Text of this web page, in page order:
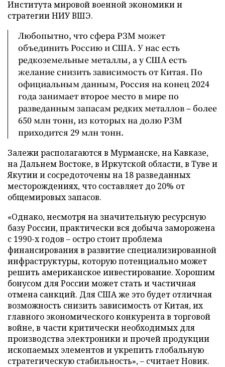
Института мировой военной экономики и
стратегии НИУ ВШЭ.
Любопытно, что сфера РЗМ может
объединить Россию и США. У нас есть
редкоземельные металлы, а у США есть
желание снизить зависимость от Китая. По
официальным данным, Россия на конец 2024
года занимает второе место в мире по
разведанным запасам редких металлов – более
650 млн тонн, из которых на долю РЗМ
приходится 29 млн тонн.
Залежи располагаются в Мурманске, на Кавказе,
на Дальнем Востоке, в Иркутской области, в Туве и
Якутии и сосредоточены на 18 разведанных
месторождениях, что составляет до 20% от
общемировых запасов.
«Однако, несмотря на значительную ресурсную
базу России, практически вся добыча заморожена
с 1990-х годов – остро стоит проблема
финансирования в развитие специализированной
инфраструктуры, которую потенциально может
решить американское инвестирование. Хорошим
бонусом для России может стать и частичная
отмена санкций. Для США же это будет отличная
возможность снизить зависимость от Китая, их
главного экономического конкурента в торговой
войне, в части критически необходимых для
производства электроники и прочей продукции
ископаемых элементов и укрепить глобальную
стратегическую стабильность», – считает Новик.